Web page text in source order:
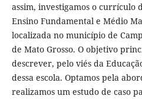
assim, investigamos o currículo
Ensino Fundamental e Médio
localizada no município de
de Mato Grosso. O objetivo
descrever, pelo viés da
dessa escola. Optamos pela
realizamos um estudo de caso